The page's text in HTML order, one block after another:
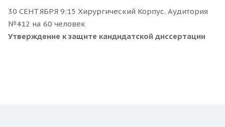
30 СЕНТЯБРЯ 9:15 Хирургический Корпус. Аудитория
№412 на 60 человек
Утверждение к защите кандидатской диссертации